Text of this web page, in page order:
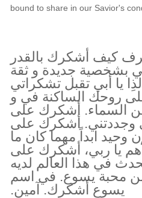
bound to share in our Savior's
كيف أشكرك بالقدر
بشخصية جديدة و ثقة
يا أبي تقبل تشكراتي
روحك الساكنة في و
السماء. أشكرك على
وجددتني. أشكرك على
وحيد ابداً مهما كان ما
يا ربي، أشكرك على
في هذا العالم لديه
محبة يسوع. في اسم
يسوع أشكرك. آمين.